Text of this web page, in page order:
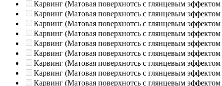
Карвинг (Матовая поверхнотсь с глянцевым эффектом
Карвинг (Матовая поверхнотсь с глянцевым эффектом
Карвинг (Матовая поверхнотсь с глянцевым эффектом
Карвинг (Матовая поверхнотсь с глянцевым эффектом
Карвинг (Матовая поверхнотсь с глянцевым эффектом
Карвинг (Матовая поверхнотсь с глянцевым эффектом
Карвинг (Матовая поверхнотсь с глянцевым эффектом
Карвинг (Матовая поверхнотсь с глянцевым эффектом
Карвинг (Матовая поверхнотсь с глянцевым эффектом